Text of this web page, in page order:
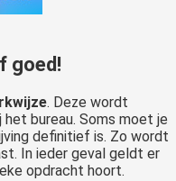
goed!
. Deze wordt
bureau. Soms moet je
definitief is. Zo wordt
In ieder geval geldt er
opdracht hoort.